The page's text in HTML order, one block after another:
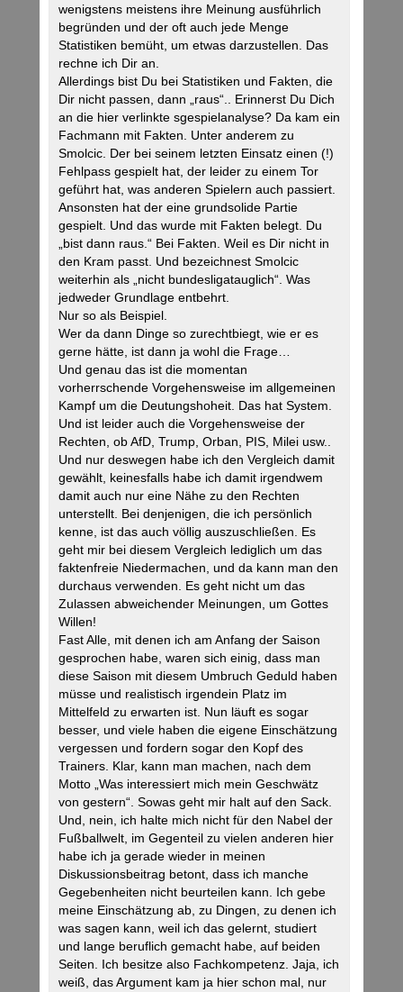
wenigstens meistens ihre Meinung ausführlich
begründen und der oft auch jede Menge
Statistiken bemüht, um etwas darzustellen. Das
rechne ich Dir an.
Allerdings bist Du bei Statistiken und Fakten, die
Dir nicht passen, dann „raus“.. Erinnerst Du Dich
an die hier verlinkte sgespielanalyse? Da kam ein
Fachmann mit Fakten. Unter anderem zu
Smolcic. Der bei seinem letzten Einsatz einen (!)
Fehlpass gespielt hat, der leider zu einem Tor
geführt hat, was anderen Spielern auch passiert.
Ansonsten hat der eine grundsolide Partie
gespielt. Und das wurde mit Fakten belegt. Du
„bist dann raus.“ Bei Fakten. Weil es Dir nicht in
den Kram passt. Und bezeichnest Smolcic
weiterhin als „nicht bundesligatauglich“. Was
jedweder Grundlage entbehrt.
Nur so als Beispiel.
Wer da dann Dinge so zurechtbiegt, wie er es
gerne hätte, ist dann ja wohl die Frage…
Und genau das ist die momentan
vorherrschende Vorgehensweise im allgemeinen
Kampf um die Deutungshoheit. Das hat System.
Und ist leider auch die Vorgehensweise der
Rechten, ob AfD, Trump, Orban, PIS, Milei usw..
Und nur deswegen habe ich den Vergleich damit
gewählt, keinesfalls habe ich damit irgendwem
damit auch nur eine Nähe zu den Rechten
unterstellt. Bei denjenigen, die ich persönlich
kenne, ist das auch völlig auszuschließen. Es
geht mir bei diesem Vergleich lediglich um das
faktenfreie Niedermachen, und da kann man den
durchaus verwenden. Es geht nicht um das
Zulassen abweichender Meinungen, um Gottes
Willen!
Fast Alle, mit denen ich am Anfang der Saison
gesprochen habe, waren sich einig, dass man
diese Saison mit diesem Umbruch Geduld haben
müsse und realistisch irgendein Platz im
Mittelfeld zu erwarten ist. Nun läuft es sogar
besser, und viele haben die eigene Einschätzung
vergessen und fordern sogar den Kopf des
Trainers. Klar, kann man machen, nach dem
Motto „Was interessiert mich mein Geschwätz
von gestern“. Sowas geht mir halt auf den Sack.
Und, nein, ich halte mich nicht für den Nabel der
Fußballwelt, im Gegenteil zu vielen anderen hier
habe ich ja gerade wieder in meinen
Diskussionsbeitrag betont, dass ich manche
Gegebenheiten nicht beurteilen kann. Ich gebe
meine Einschätzung ab, zu Dingen, zu denen ich
was sagen kann, weil ich das gelernt, studiert
und lange beruflich gemacht habe, auf beiden
Seiten. Ich besitze also Fachkompetenz. Jaja, ich
weiß, das Argument kam ja hier schon mal, nur